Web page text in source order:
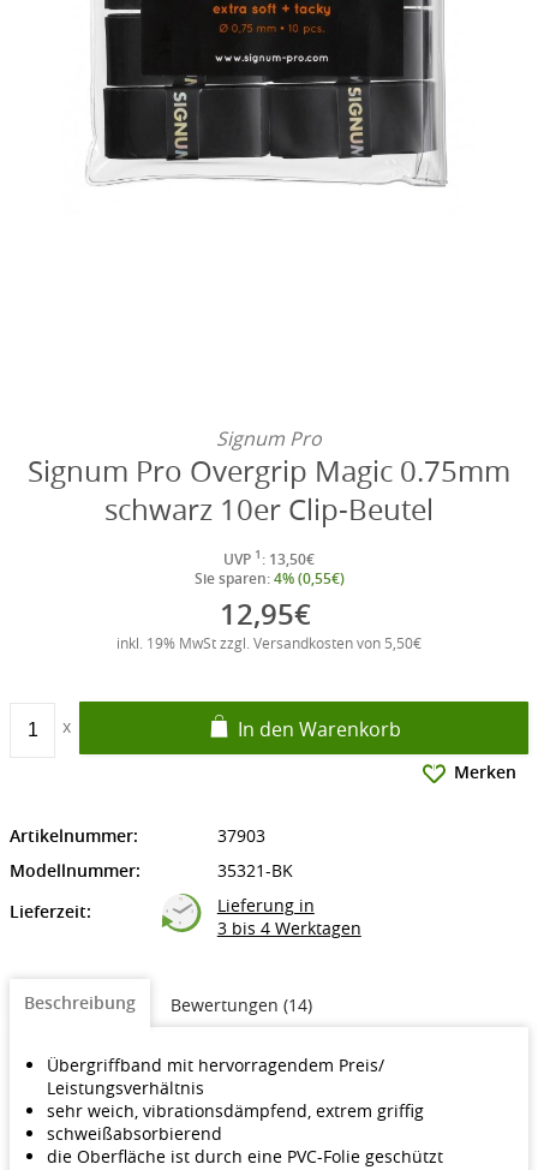
Signum Pro
Signum Pro Overgrip Magic 0.75mm
schwarz 10er Clip-Beutel
UVP 1 : 13,50€
Sie sparen:4% (0,55€)
12,95€
inkl. 19% MwSt zzgl. Versandkosten von 5,50€
In den Warenkorb
Merken
Artikelnummer:
37903
Modellnummer:
35321-BK
Lieferzeit:
Lieferung in
3 bis 4 Werktagen
Beschreibung Bewertungen (14)
Übergriffband mit hervorragendem Preis/
Leistungsverhältnis
sehr weich, vibrationsdämpfend, extrem griffig
schweißabsorbierend
die Oberfläche ist durch eine PVC-Folie geschützt